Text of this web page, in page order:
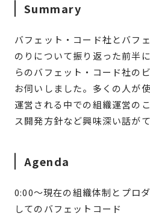
Summary
バフェット・コード社とバフ
のりについて振り返った前半
らのバフェット・コード社の
お伺いしました。多くの人が
運営される中での組織運営の
ス開発方針など興味深い話が
Agenda
0:00〜現在の組織体制とプロ
してのバフェットコード